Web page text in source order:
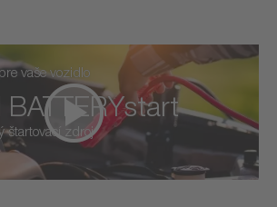
vaše vozidlo
BATTERYstart
štartovací zdroj